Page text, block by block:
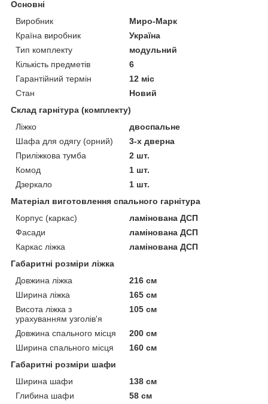
Основні
Виробник
Миро-Марк
Країна виробник
Україна
Тип комплекту
модульний
Кількість предметів
6
Гарантійний термін
12 міс
Стан
Новий
Склад гарнітура (комплекту)
Ліжко
двоспальне
Шафа для одягу (орний)
3-х дверна
Приліжкова тумба
2 шт.
Комод
1 шт.
Дзеркало
1 шт.
Матеріал виготовлення спального гарнітура
Корпус (каркас)
ламінована ДСП
Фасади
ламінована ДСП
Каркас ліжка
ламінована ДСП
Габаритні розміри ліжка
Довжина ліжка
216 см
Ширина ліжка
165 см
Висота ліжка з
урахуванням узголів'я
105 см
Довжина спального місця
200 см
Ширина спального місця
160 см
Габаритні розміри шафи
Ширина шафи
138 см
Глибина шафи
58 см